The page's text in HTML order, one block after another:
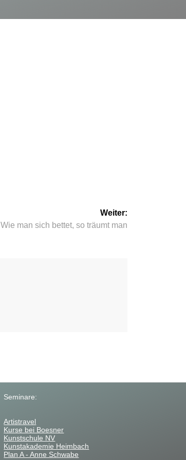
Weiter:
Nächster
Wie man sich bettet, so träumt man
Seminare:
Artistravel
Kurse bei Boesner
Kunstschule NV
Kunstakademie Heimbach
Plan A - Anne Schwabe